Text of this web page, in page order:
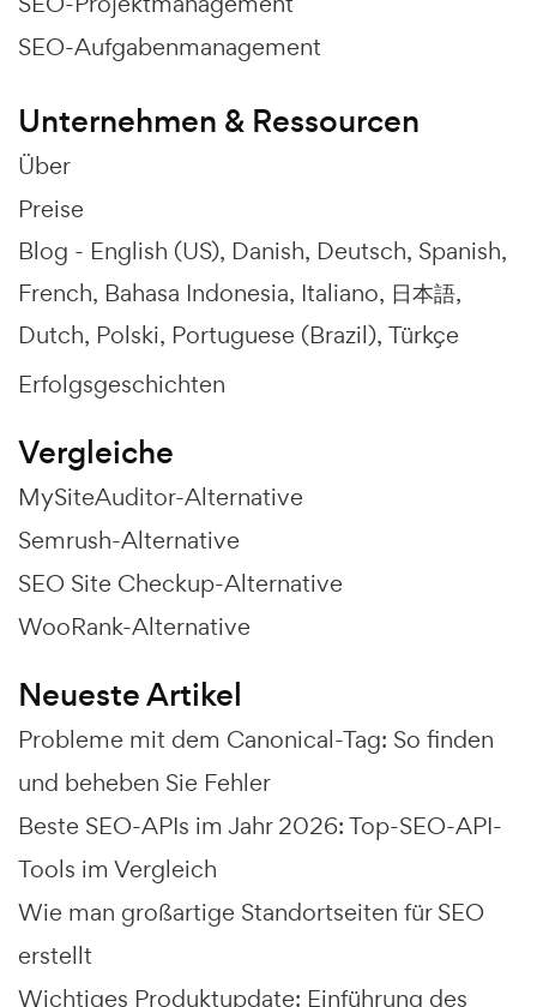
SEO-Aufgabenmanagement
Unternehmen & Ressourcen
Über
Preise
Blog - English (US) Danish Deutsch Spanish
French Bahasa Indonesia Italiano 日本語
Dutch Polski Portuguese (Brazil) Türkçe
Erfolgsgeschichten
Vergleiche
MySiteAuditor-Alternative
Semrush-Alternative
SEO Site Checkup-Alternative
WooRank-Alternative
Neueste Artikel
Probleme mit dem Canonical-Tag: So finden
und beheben Sie Fehler
Beste SEO-APIs im Jahr 2026: Top-SEO-API-
Tools im Vergleich
Wie man großartige Standortseiten für SEO
erstellt
Wichtiges Produktupdate: Einführung des